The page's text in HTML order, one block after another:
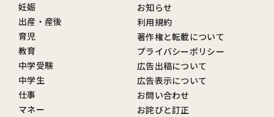
妊娠
出産・産後
育児
教育
中学受験
中学生
仕事
マネー
お知らせ
利用規約
著作権と転載について
プライバシーポリシー
広告出稿について
広告表示について
お問い合わせ
お詫びと訂正